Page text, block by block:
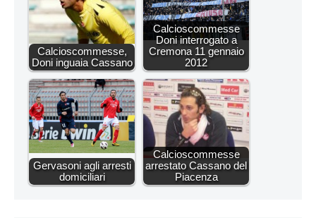
Calcioscommesse,
Doni inguaia Cassano
Calcioscommesse
Doni interrogato a
Cremona 11 gennaio
2012
Gervasoni agli arresti
domiciliari
Calcioscommesse
arrestato Cassano del
Piacenza